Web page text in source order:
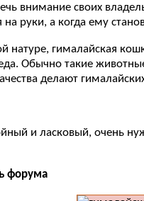
внимание своих
руки, а когда ему
натуре, гималайская
Обычно такие
делают
и ласковый, очень
форума